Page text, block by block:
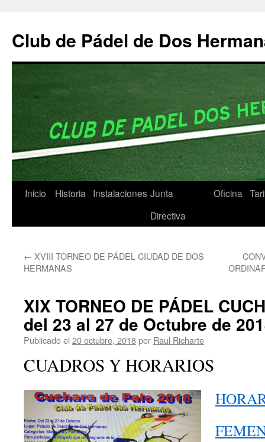
Club de Pádel de Dos
Saltar
Inicio Historia Instalaciones Junta
Directiva
Oficina
← XVIII TORNEO DE PÁDEL CIUDAD DE DOS
HERMANAS
XIX TORNEO DE PÁDEL
del 23 al 27 de Octubre de
Publicado el 20 octubre, 2018por Raul Richarte
CUADROS Y HORARIOS